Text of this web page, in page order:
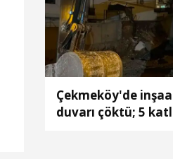
Çekmeköy'de
duvarı çöktü; 5